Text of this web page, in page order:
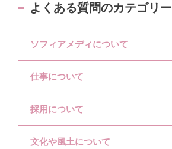
よくある質問のカテゴリー
ソフィアメディについて
仕事について
採用について
文化や風土について